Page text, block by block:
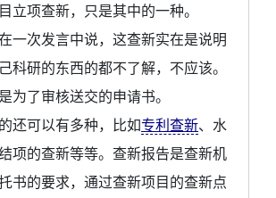
立项查新，只是其中的一种。
一次发言中说，这查新实在是说明
科研的东西的都不了解，不应该。
为了审核送交的申请书。
还可以有多种，比如专利查新、水
项的查新等等。查新报告是查新机
书的要求，通过查新项目的查新点